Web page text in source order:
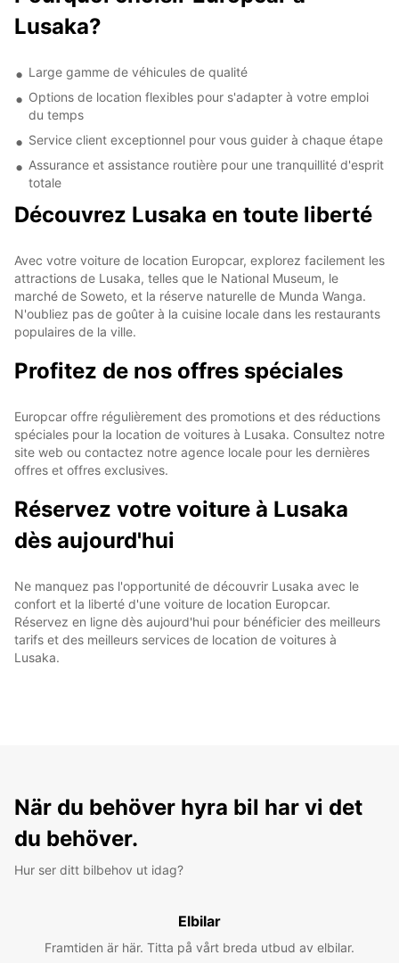
Lusaka?
Large gamme de véhicules de qualité
Options de location flexibles pour s'adapter à votre emploi
du temps
Service client exceptionnel pour vous guider à chaque étape
Assurance et assistance routière pour une tranquillité d'esprit
totale
Découvrez Lusaka en toute liberté
Avec votre voiture de location Europcar, explorez facilement les
attractions de Lusaka, telles que le National Museum, le
marché de Soweto, et la réserve naturelle de Munda Wanga.
N'oubliez pas de goûter à la cuisine locale dans les restaurants
populaires de la ville.
Profitez de nos offres spéciales
Europcar offre régulièrement des promotions et des réductions
spéciales pour la location de voitures à Lusaka. Consultez notre
site web ou contactez notre agence locale pour les dernières
offres et offres exclusives.
Réservez votre voiture à Lusaka
dès aujourd'hui
Ne manquez pas l'opportunité de découvrir Lusaka avec le
confort et la liberté d'une voiture de location Europcar.
Réservez en ligne dès aujourd'hui pour bénéficier des meilleurs
tarifs et des meilleurs services de location de voitures à
Lusaka.
När du behöver hyra bil har vi det
du behöver.
Hur ser ditt bilbehov ut idag?
Elbilar
Framtiden är här. Titta på vårt breda utbud av elbilar.